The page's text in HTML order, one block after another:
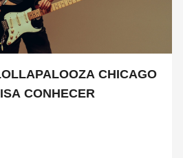
CHICAGO
CONHECER